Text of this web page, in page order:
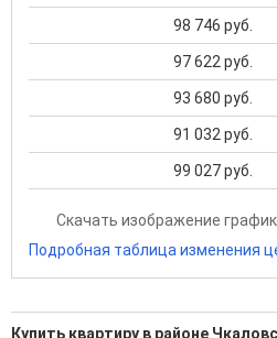
98 746 руб.
97 622 руб.
93 680 руб.
91 032 руб.
99 027 руб.
Скачать изображение
Подробная таблица изменения
Купить квартиру в районе